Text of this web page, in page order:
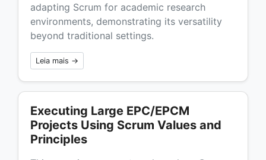
adapting Scrum for academic research
environments, demonstrating its versatility
beyond traditional settings.
Leia mais →
Executing Large EPC/EPCM
Projects Using Scrum Values and
Principles